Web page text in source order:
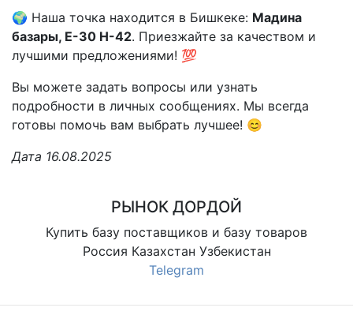
🌍 Наша точка находится в Бишкеке: Мадина
базары, E-30 H-42. Приезжайте за качеством и
лучшими предложениями! 💯
Вы можете задать вопросы или узнать
подробности в личных сообщениях. Мы всегда
готовы помочь вам выбрать лучшее! 😊
Дата 16.08.2025
РЫНОК ДОРДОЙ
Купить базу поставщиков и базу товаров
Россия Казахстан Узбекистан
Telegram